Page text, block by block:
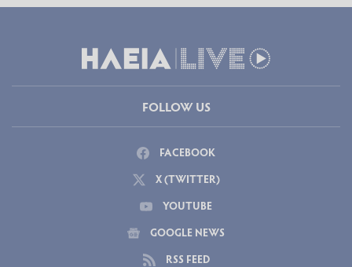
FOLLOW US
FACEBOOK
X (TWITTER)
YOUTUBE
GOOGLE NEWS
RSS FEED